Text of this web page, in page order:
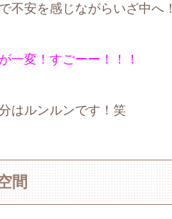
不安を感じながらいざ中へ！
一変！すごーー！！！
はルンルンです！笑
間